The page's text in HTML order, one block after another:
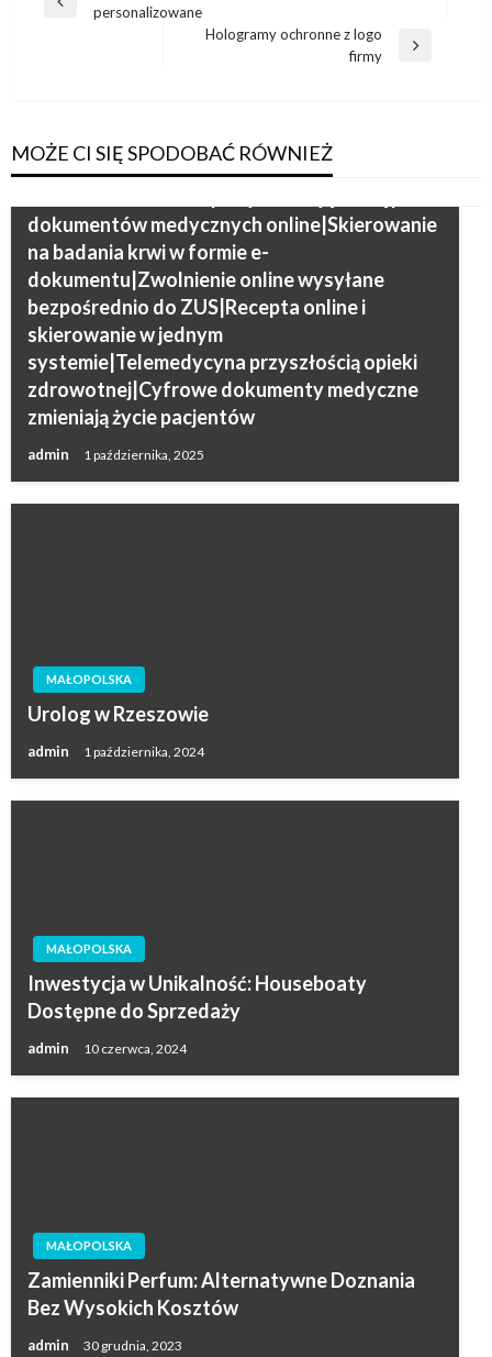
wpisu
Poprzednipersonalizowane
Hologramy ochronne z logo
firmy
MOŻE CI SIĘ SPODOBAĆ RÓWNIEŻ
częściej wybierane|Pacjenci cenią wygodę
recepty online|Rozwój e-usług medycznych w
dokument medyczny|Recepta elektroniczna w
codziennym użyciu|Cyfrowa opieka
dokumentów medycznych online|Skierowanie
na badania krwi w formie e-
dokumentu|Zwolnienie online wysyłane
bezpośrednio do ZUS|Recepta online i
skierowanie w jednym
systemie|Telemedycyna przyszłością opieki
zdrowotnej|Cyfrowe dokumenty medyczne
zmieniają życie pacjentów
admin 1 października, 2025
MAŁOPOLSKA
Urolog w Rzeszowie
admin 1 października, 2024
MAŁOPOLSKA
Inwestycja w Unikalność: Houseboaty
Dostępne do Sprzedaży
admin 10 czerwca, 2024
MAŁOPOLSKA
Zamienniki Perfum: Alternatywne Doznania
Bez Wysokich Kosztów
admin 30 grudnia, 2023